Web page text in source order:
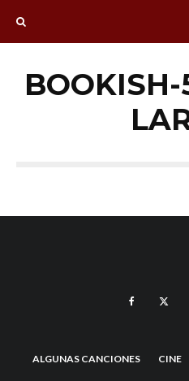
BOOKISH-
ALGUNAS CANCIONES CINE